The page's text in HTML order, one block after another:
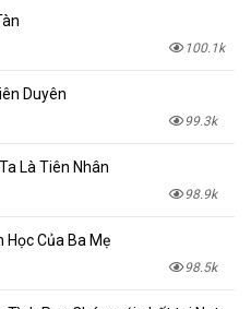
100.1k
Duyên
99.3k
Là Tiên Nhân
98.9k
Học Của Ba Mẹ
98.5k